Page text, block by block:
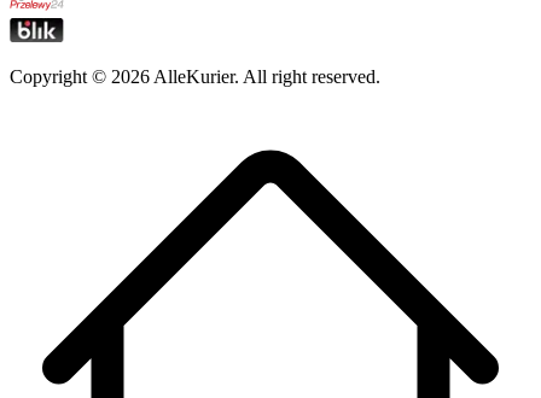
Copyright © 2026 AlleKurier. All right reserved.